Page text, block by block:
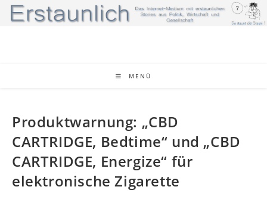
MENÜ
Produktwarnung: „CBD
CARTRIDGE, Bedtime“ und „CBD
CARTRIDGE, Energize“ für
elektronische Zigarette